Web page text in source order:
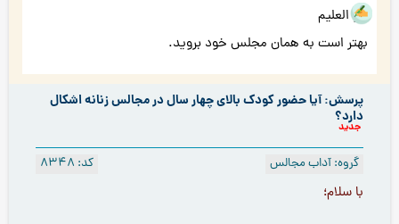
هو العلیم
بهتر است به همان مجلس خود بروید.
پرسش: آیا حضور کودک بالای چهار سال در مجالس زنانه اشکال
دارد؟
جدید
کد: 8348 گروه: آداب مجالس
با سلام؛